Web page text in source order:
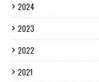
2024
2023
2022
2021